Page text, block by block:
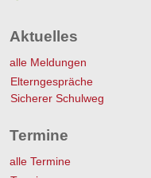
Aktuelles
alle Meldungen
Elterngespräche
Sicherer Schulweg
Termine
alle Termine